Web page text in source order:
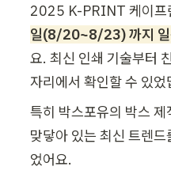
2025 K-PRINT 케이프
일(8/20~8/23) 까지 일
요. 최신 인쇄 기술부터
자리에서 확인할 수 있었
특히 박스포유의 박스
맞닿아 있는 최신 트렌
었어요.